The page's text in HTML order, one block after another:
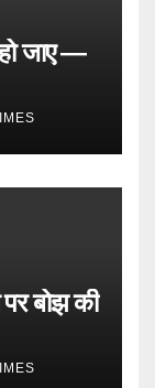
जाए —
बोझ की